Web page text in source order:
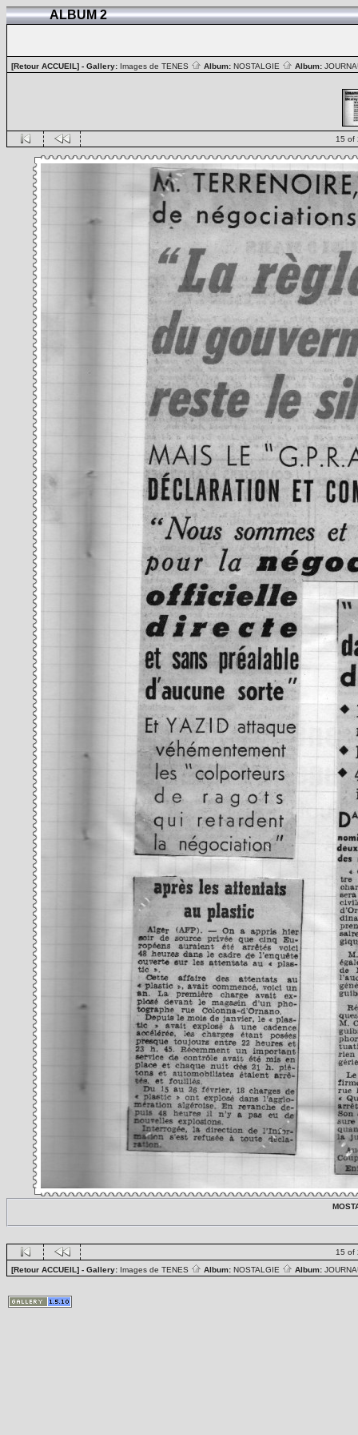
ALBUM 2
[Retour ACCUEIL] - Gallery: Images de TENES Album: NOSTALGIE Album:
15 of
15 of
[Retour ACCUEIL] - Gallery: Images de TENES Album: NOSTALGIE Album: